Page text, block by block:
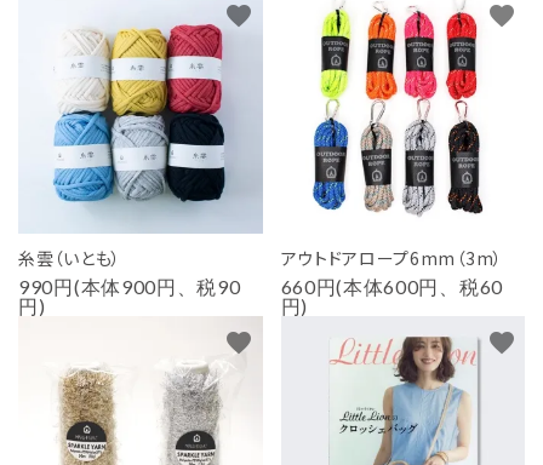
糸雲（いとも）
990円(本体900円、税90
円)
favorite
アウトドアロープ6mm（3m）
660円(本体600円、税60
円)
favorite
favorite favorite